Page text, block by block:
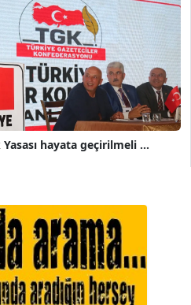
Yasası hayata geçirilmeli ...